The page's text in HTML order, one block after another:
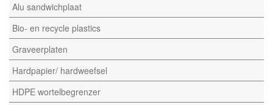
Alu sandwichplaat
Bio- en recycle plastics
Graveerplaten
Hardpapier/ hardweefsel
HDPE wortelbegrenzer